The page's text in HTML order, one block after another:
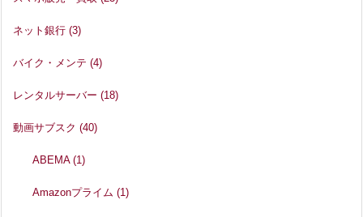
ネット銀行 (3)
バイク・メンテ (4)
レンタルサーバー (18)
動画サブスク (40)
ABEMA(1)
Amazonプライム(1)